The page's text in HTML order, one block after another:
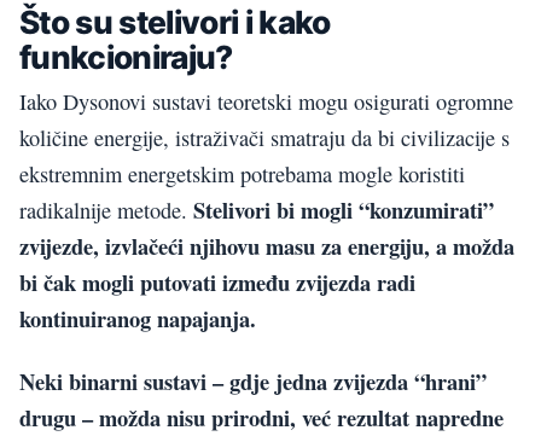
Što su stelivori i kako
funkcioniraju?
Iako Dysonovi sustavi teoretski mogu osigurati ogromne
količine energije, istraživači smatraju da bi civilizacije s
ekstremnim energetskim potrebama mogle koristiti
radikalnije metode. Stelivori bi mogli “konzumirati”
zvijezde, izvlačeći njihovu masu za energiju, a možda
bi čak mogli putovati između zvijezda radi
kontinuiranog napajanja.
Neki binarni sustavi – gdje jedna zvijezda “hrani”
drugu – možda nisu prirodni, već rezultat napredne